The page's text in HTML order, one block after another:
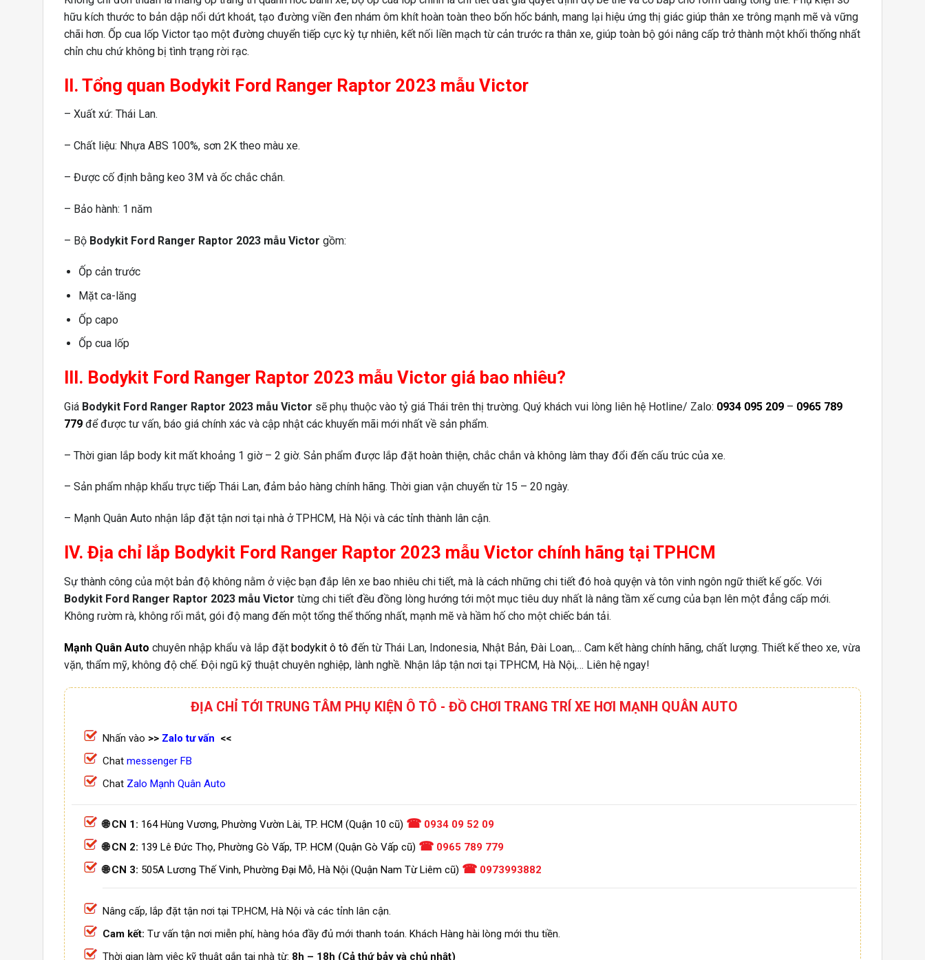
hữu kích thước to bản dập nổi dứt khoát, tạo đường viền đen nhám ôm khít hoàn toàn theo bốn hốc bánh, mang lại hiệu ứng thị giác giúp thân xe trông mạnh mẽ và vững
chãi hơn. Ốp cua lốp Victor tạo một đường chuyển tiếp cực kỳ tự nhiên, kết nối liền mạch từ cản trước ra thân xe, giúp toàn bộ gói nâng cấp trở thành một khối thống nhất
chỉn chu chứ không bị tình trạng rời rạc.
II. Tổng quan Bodykit Ford Ranger Raptor 2023 mẫu Victor
– Xuất xứ: Thái Lan.
– Chất liệu: Nhựa ABS 100%, sơn 2K theo màu xe.
– Được cố định bằng keo 3M và ốc chắc chắn.
– Bảo hành: 1 năm
– Bộ Bodykit Ford Ranger Raptor 2023 mẫu Victor gồm:
Ốp cản trước
Mặt ca-lăng
Ốp capo
Ốp cua lốp
III. Bodykit Ford Ranger Raptor 2023 mẫu Victor giá bao nhiêu?
Giá Bodykit Ford Ranger Raptor 2023 mẫu Victor sẽ phụ thuộc vào tỷ giá Thái trên thị trường. Quý khách vui lòng liên hệ Hotline/ Zalo: 0934 095 209 – 0965 789
779 để được tư vấn, báo giá chính xác và cập nhật các khuyến mãi mới nhất về sản phẩm.
– Thời gian lắp body kit mất khoảng 1 giờ – 2 giờ. Sản phẩm được lắp đặt hoàn thiện, chắc chắn và không làm thay đổi đến cấu trúc của xe.
– Sản phẩm nhập khẩu trực tiếp Thái Lan, đảm bảo hàng chính hãng. Thời gian vận chuyển từ 15 – 20 ngày.
– Mạnh Quân Auto nhận lắp đặt tận nơi tại nhà ở TPHCM, Hà Nội và các tỉnh thành lân cận.
IV. Địa chỉ lắp Bodykit Ford Ranger Raptor 2023 mẫu Victor chính hãng tại TPHCM
Sự thành công của một bản độ không nằm ở việc bạn đắp lên xe bao nhiêu chi tiết, mà là cách những chi tiết đó hoà quyện và tôn vinh ngôn ngữ thiết kế gốc. Với
Bodykit Ford Ranger Raptor 2023 mẫu Victor từng chi tiết đều đồng lòng hướng tới một mục tiêu duy nhất là nâng tầm xế cưng của bạn lên một đẳng cấp mới.
Không rườm rà, không rối mắt, gói độ mang đến một tổng thể thống nhất, mạnh mẽ và hầm hố cho một chiếc bán tải.
Mạnh Quân Auto chuyên nhập khẩu và lắp đặt bodykit ô tô đến từ Thái Lan, Indonesia, Nhật Bản, Đài Loan,… Cam kết hàng chính hãng, chất lượng. Thiết kế theo xe, vừa
vặn, thẩm mỹ, không độ chế. Đội ngũ kỹ thuật chuyên nghiệp, lành nghề. Nhận lắp tận nơi tại TPHCM, Hà Nội,… Liên hệ ngay!
ĐỊA CHỈ TỚI TRUNG TÂM PHỤ KIỆN Ô TÔ - ĐỒ CHƠI TRANG TRÍ XE HƠI MẠNH QUÂN AUTO
Nhấn vào >> Zalo tư vấn <<
Chat messenger FB
Chat Zalo Mạnh Quân Auto
🌐 CN 1: 164 Hùng Vương, Phường Vườn Lài, TP. HCM (Quận 10 cũ) ☎ 0934 09 52 09
🌐 CN 2: 139 Lê Đức Thọ, Phường Gò Vấp, TP. HCM (Quận Gò Vấp cũ) ☎ 0965 789 779
🌐 CN 3: 505A Lương Thế Vinh, Phường Đại Mỗ, Hà Nội (Quận Nam Từ Liêm cũ) ☎ 0973993882
Nâng cấp, lắp đặt tận nơi tại TP.HCM, Hà Nội và các tỉnh lân cận.
Cam kết: Tư vấn tận nơi miễn phí, hàng hóa đầy đủ mới thanh toán. Khách Hàng hài lòng mới thu tiền.
Thời gian làm việc kỹ thuật gắn tại nhà từ: 8h – 18h (Cả thứ bảy và chủ nhật)